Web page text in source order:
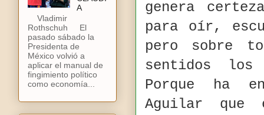
genera
para oír,
pero sobre
sentidos
Porque ha
Aguilar que
A
Vladimir
Rothschuh El
pasado sábado la
Presidenta de
México volvió a
aplicar el manual de
fingimiento político
como economía...